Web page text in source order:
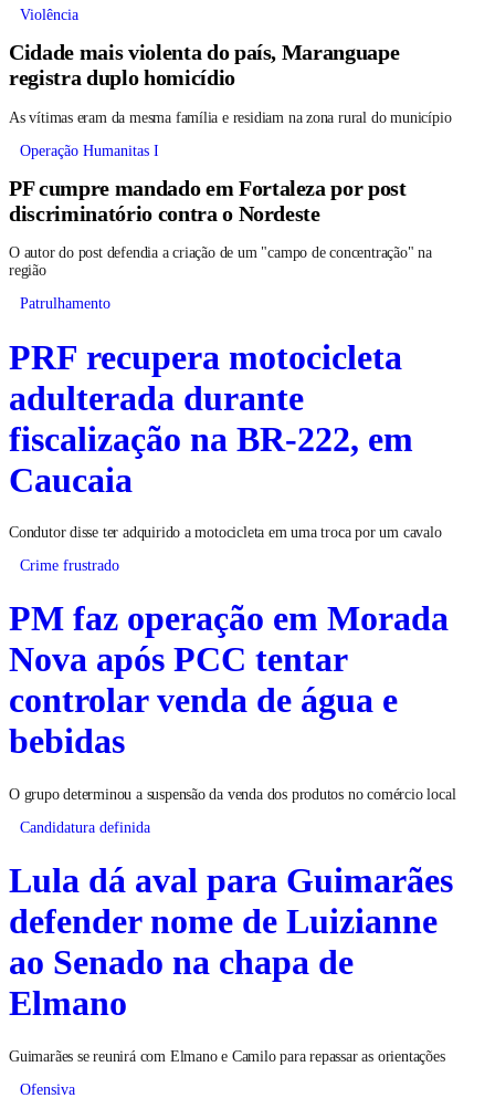
Violência
Cidade mais violenta do país, Maranguape
registra duplo homicídio
As vítimas eram da mesma família e residiam na zona rural do município
Operação Humanitas I
PF cumpre mandado em Fortaleza por post
discriminatório contra o Nordeste
O autor do post defendia a criação de um "campo de concentração" na
região
Patrulhamento
PRF recupera motocicleta
adulterada durante
fiscalização na BR-222, em
Caucaia
Condutor disse ter adquirido a motocicleta em uma troca por um cavalo
Crime frustrado
PM faz operação em Morada
Nova após PCC tentar
controlar venda de água e
bebidas
O grupo determinou a suspensão da venda dos produtos no comércio local
Candidatura definida
Lula dá aval para Guimarães
defender nome de Luizianne
ao Senado na chapa de
Elmano
Guimarães se reunirá com Elmano e Camilo para repassar as orientações
Ofensiva